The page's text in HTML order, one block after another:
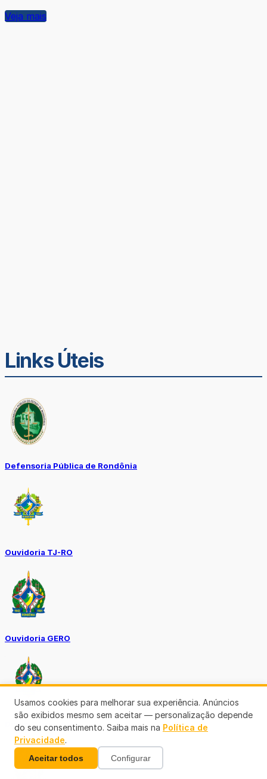
Veja mais
Links Úteis
Defensoria Pública de Rondônia
Ouvidoria TJ-RO
Ouvidoria GERO
Diário Oficial ALE
Usamos cookies para melhorar sua experiência. Anúncios
são exibidos mesmo sem aceitar — personalização depende
do seu consentimento. Saiba mais na Política de
Privacidade.
Aceitar todos Configurar